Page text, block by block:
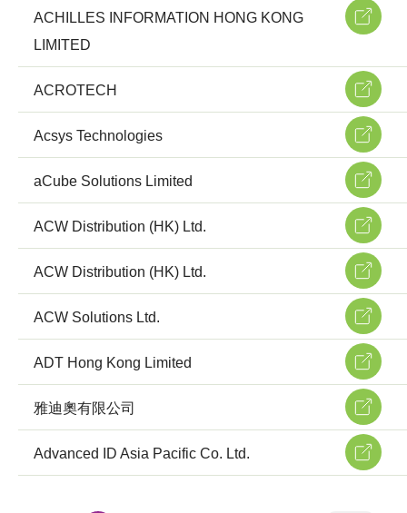
ACHILLES INFORMATION HONG KONG
LIMITED
ACROTECH
Acsys Technologies
aCube Solutions Limited
ACW Distribution (HK) Ltd.
ACW Distribution (HK) Ltd.
ACW Solutions Ltd.
ADT Hong Kong Limited
雅迪奧有限公司
Advanced ID Asia Pacific Co. Ltd.